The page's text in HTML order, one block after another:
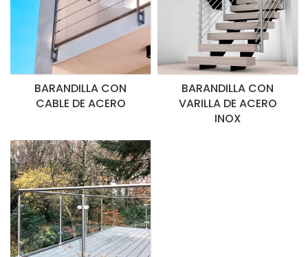
BARANDILLA CON
CABLE DE ACERO
BARANDILLA CON
VARILLA DE ACERO
INOX